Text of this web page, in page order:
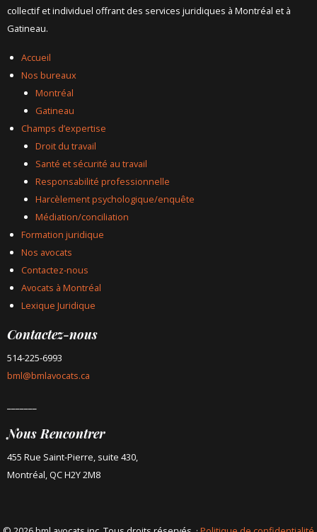
collectif et individuel offrant des services juridiques à Montréal et à
Gatineau.
Accueil
Nos bureaux
Montréal
Gatineau
Champs d’expertise
Droit du travail
Santé et sécurité au travail
Responsabilité professionnelle
Harcèlement psychologique/enquête
Médiation/conciliation
Formation juridique
Nos avocats
Contactez-nous
Avocats à Montréal
Lexique Juridique
Contactez-nous
514-225-6993
bml@bmlavocats.ca
Nous Rencontrer
455 Rue Saint-Pierre, suite 430,
Montréal, QC H2Y 2M8